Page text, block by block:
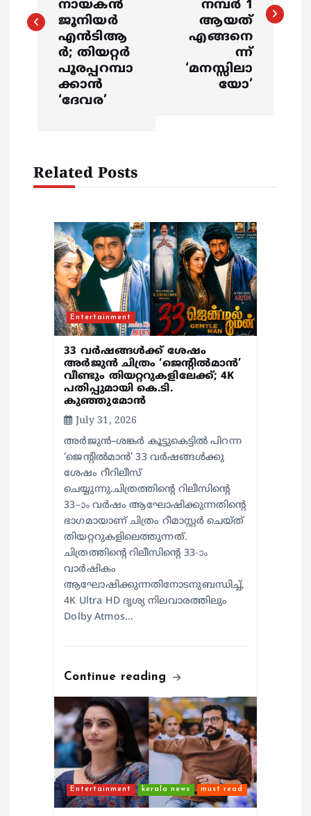
t
നായകൻ
ജൂനിയർ
എൻടിആ
ർ; തിയറ്റർ
പൂരപ്പറമ്പാ
ക്കാൻ
‘ദേവര’
നമ്പർ 1
ആയത്
എങ്ങനെ
ന്ന്
‘മനസ്സിലാ
യോ’
Related Posts
Entertainment
33 വർഷങ്ങൾക്ക് ശേഷം
അർജുൻ ചിത്രം ‘ജെന്റിൽമാൻ’
വീണ്ടും തിയറ്ററുകളിലേക്ക്; 4K
പതിപ്പുമായി കെ.ടി.
കുഞ്ഞുമോൻ
July 31, 2026
അർജുൻ–ശങ്കർ കൂട്ടുകെട്ടിൽ പിറന്ന
‘ജെന്റിൽമാൻ’ 33 വർഷങ്ങൾക്കു
ശേഷം റീറിലീസ്
ചെയ്യുന്നു.ചിത്രത്തിന്റെ റിലീസിന്റെ
33–ാം വർഷം ആഘോഷിക്കുന്നതിന്റെ
ഭാഗമായാണ് ചിത്രം റീമാസ്റ്റർ ചെയ്ത്
തിയറ്ററുകളിലെത്തുന്നത്.
ചിത്രത്തിന്റെ റിലീസിന്റെ 33-ാം
വാർഷികം
ആഘോഷിക്കുന്നതിനോടനുബന്ധിച്ച്,
4K Ultra HD ദൃശ്യ നിലവാരത്തിലും
Dolby Atmos…
Continue reading
Entertainment kerala news must read